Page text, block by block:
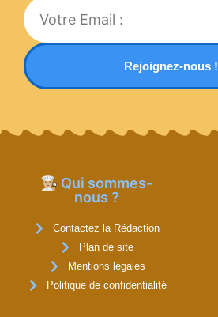
Rejoignez-nous !
👨🏼‍🍳 Qui sommes-
nous ?
Contactez la Rédaction
Plan de site
Mentions légales
Politique de confidentialité